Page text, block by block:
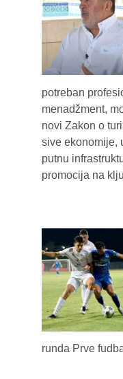
potreban
menadžment,
novi Zakon o
sive ekonomije,
putnu
promocija na
runda Prve